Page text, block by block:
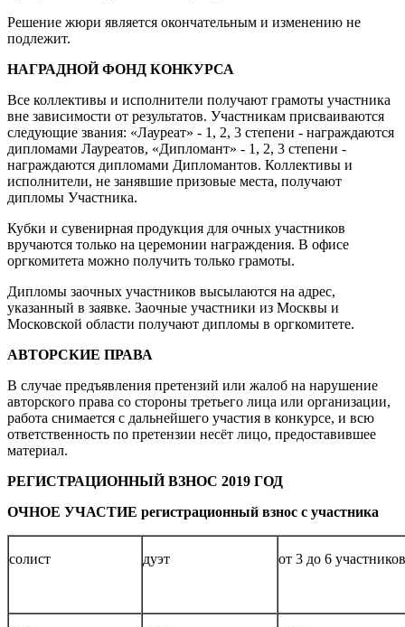
Решение жюри является окончательным и изменению не
подлежит.
НАГРАДНОЙ ФОНД КОНКУРСА
Все коллективы и исполнители получают грамоты участника
вне зависимости от результатов. Участникам присваиваются
следующие звания: «Лауреат» - 1, 2, 3 степени - награждаются
дипломами Лауреатов, «Дипломант» - 1, 2, 3 степени -
награждаются дипломами Дипломантов. Коллективы и
исполнители, не занявшие призовые места, получают
дипломы Участника.
Кубки и сувенирная продукция для очных участников
вручаются только на церемонии награждения. В офисе
оргкомитета можно получить только грамоты.
Дипломы заочных участников высылаются на адрес,
указанный в заявке. Заочные участники из Москвы и
Московской области получают дипломы в оргкомитете.
АВТОРСКИЕ ПРАВА
В случае предъявления претензий или жалоб на нарушение
авторского права со стороны третьего лица или организации,
работа снимается с дальнейшего участия в конкурсе, и всю
ответственность по претензии несёт лицо, предоставившее
материал.
РЕГИСТРАЦИОННЫЙ ВЗНОС 2019 ГОД
ОЧНОЕ УЧАСТИЕ регистрационный взнос с участника
солист дуэт от 3 до 6 участников